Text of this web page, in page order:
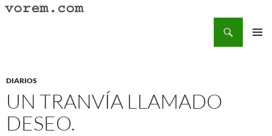
Saltar
DIARIOS
UN TRANVÍA LLAMADO
DESEO.